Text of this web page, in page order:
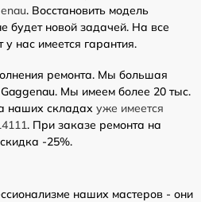
. Восстановить модель
будет новой задачей. На все
нас имеется гарантия.
ремонта. Мы большая
Gaggenau. Мы имеем более 20 тыс.
наших складах уже имеется
. При заказе ремонта на
-25%.
наших мастеров - они